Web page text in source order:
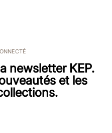
newsletter KEP.
et les